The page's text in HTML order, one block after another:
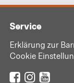
Service
Erklärung zur
Cookie